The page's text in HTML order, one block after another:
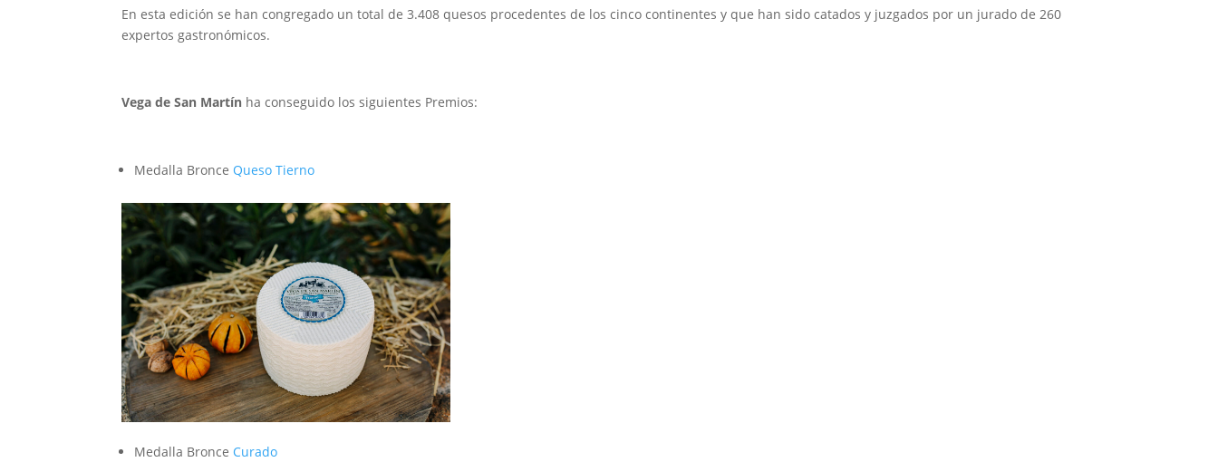
En esta edición se han congregado un total de 3.408 quesos procedentes de los cinco continentes y que han sido catados y juzgados por un jurado de 260
expertos gastronómicos.
Vega de San Martín ha conseguido los siguientes Premios:
Medalla Bronce Queso Tierno
Medalla Bronce Curado